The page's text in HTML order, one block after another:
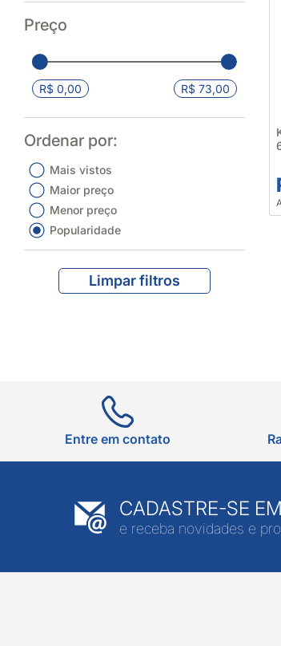
Preço
R$ 0,00 R$ 73,00
Ordenar por:
Mais vistos
Maior preço
Menor preço
Popularidade
Limpar filtros
Entre em contato
CADASTRE-SE
e receba novidades e